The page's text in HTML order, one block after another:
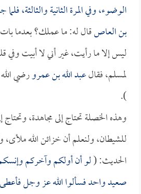
الوضوء، وفي المرة الثانية والثالثة،
بن العاصقال له: ما عملك؟ بعدما
ليس إلا ما رأيت، غير أني لا أبيت
لمسلم، فقالعبد الله بن عمرورضي
).
وهذه الخصلة تحتاج إلى مجاهدة، وتحتاج
للشيطان، ولنعلم أن خزائن الله
الحديث: (لو أن أولكم وآخركم
صعيد واحد فسألوا الله عز وجل